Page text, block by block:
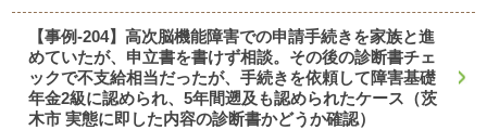
【事例-204】高次脳機能障害での申請手続きを家族と進
めていたが、申立書を書けず相談。その後の診断書チェ
ックで不支給相当だったが、手続きを依頼して障害基礎
年金2級に認められ、5年間遡及も認められたケース（茨
木市 実態に即した内容の診断書かどうか確認）